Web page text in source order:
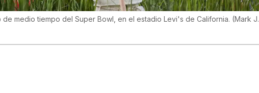
medio tiempo del Super Bowl, en el estadio Levi's de California. (Mark J.